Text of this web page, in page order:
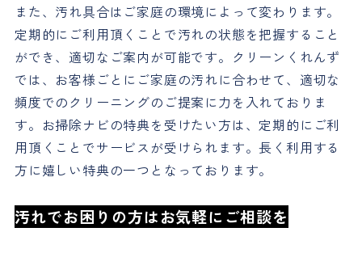
また、汚れ具合はご家庭の環境によって変わります。
定期的にご利用頂くことで汚れの状態を把握すること
ができ、適切なご案内が可能です。クリーンくれんず
では、お客様ごとにご家庭の汚れに合わせて、適切な
頻度でのクリーニングのご提案に力を入れておりま
す。お掃除ナビの特典を受けたい方は、定期的にご利
用頂くことでサービスが受けられます。長く利用する
方に嬉しい特典の一つとなっております。
汚れでお困りの方はお気軽にご相談を